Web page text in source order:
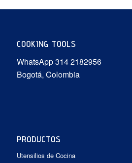
COOKING TOOLS
WhatsApp 314 2182956
Bogotá, Colombia
PRODUCTOS
Utensilios de Cocina